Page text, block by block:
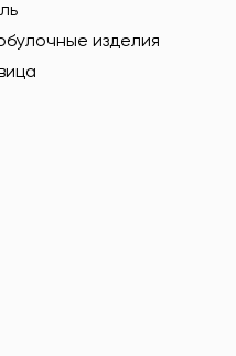
изделия